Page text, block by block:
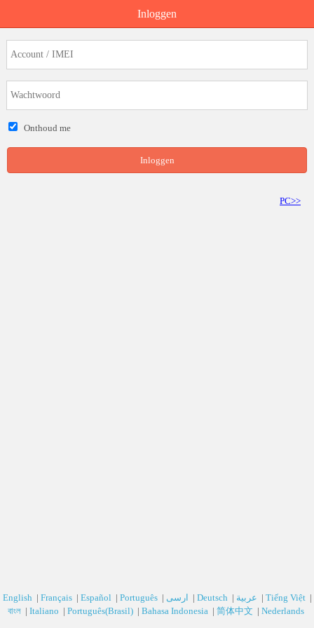
Inloggen
Onthoud me
Inloggen
PC>>
English | Français | Español | Português | | Deutsch‎ | | Tiếng Việt |
বাংল | Italiano | Português(Brasil) | Bahasa Indonesia | 简体中文 | Nederlands